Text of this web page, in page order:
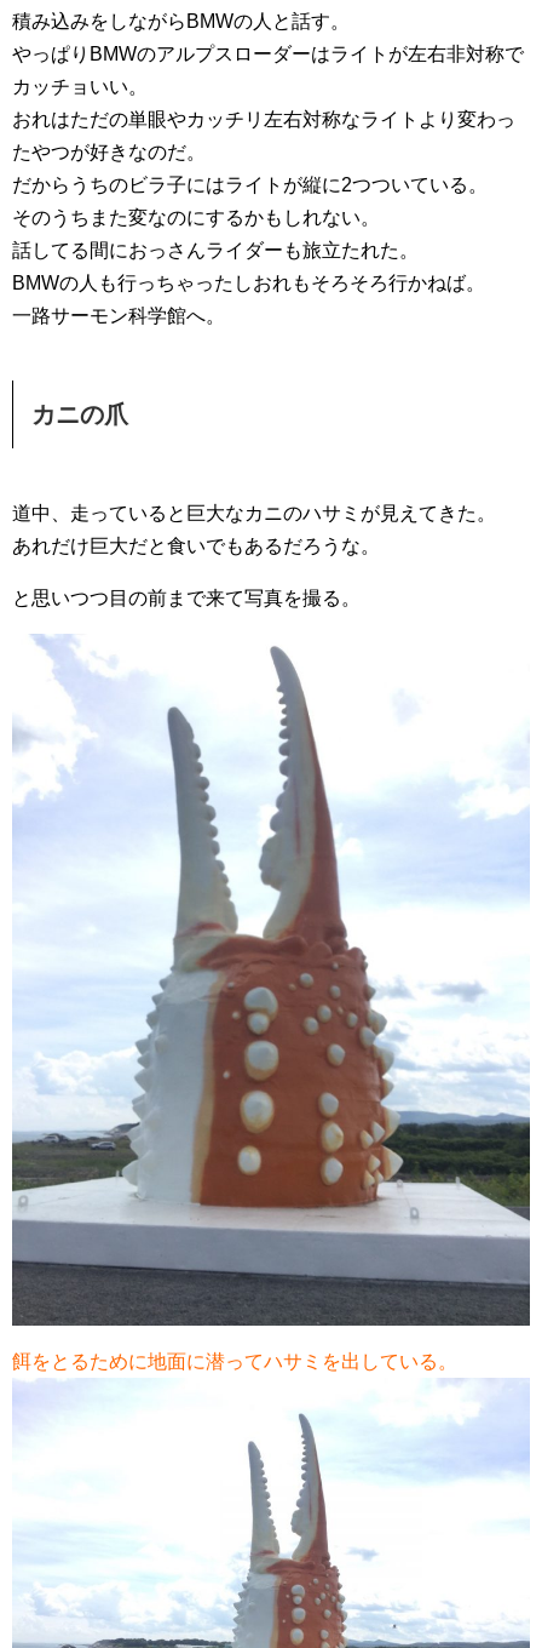
積み込みをしながらBMWの人と話す。
やっぱりBMWのアルプスローダーはライトが左右非対称で
カッチ ョいい。
おれはただの単眼やカッチリ左右対称なライトより変わっ
たやつが好きなのだ。
だからうちのビラ子にはライトが縦に2つついている。
そのうちまた変なのにするかもしれない。
話してる間におっさんライダーも旅立たれた。
BMWの人も行っちゃったしおれもそろそろ行かねば。
一路サーモン科学館へ。
カニの爪
道中、走っていると巨大なカニのハサミが見えてきた。
あれだけ巨大だと食いでもあるだろうな。
と思いつつ目の前まで来て写真を撮る。
餌をとるために地面に潜ってハサミを出している。